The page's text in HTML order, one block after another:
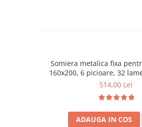
Somiera metalica fixa
160x200, 6 picioare, 32
benzi textile, suport saltea
514,00 Lei
ADAUGA IN COS